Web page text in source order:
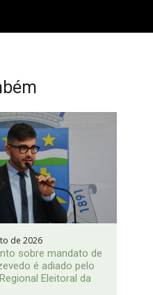
de 2026
sobre mandato de
é adiado pelo
Eleitoral da